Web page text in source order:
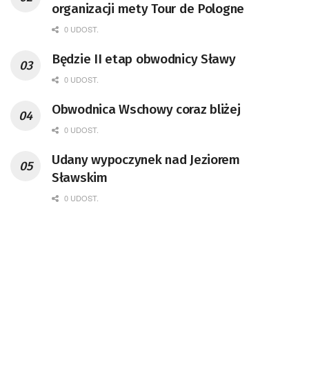
organizacji mety Tour de Pologne
0 UDOST.
Będzie II etap obwodnicy Sławy
0 UDOST.
Obwodnica Wschowy coraz bliżej
0 UDOST.
Udany wypoczynek nad Jeziorem
Sławskim
0 UDOST.